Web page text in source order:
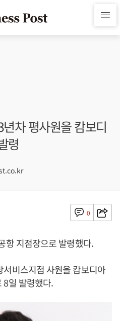
차 평사원을 캄보디
령
0
항 지점장으로 발령했다.
비스지점 사원을 캄보디아
8일 발령했다.